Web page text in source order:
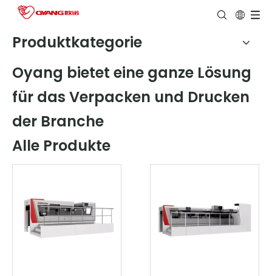
Produktkategorie
Oyang bietet eine ganze Lösung
für das Verpacken und Drucken
der Branche
Alle Produkte